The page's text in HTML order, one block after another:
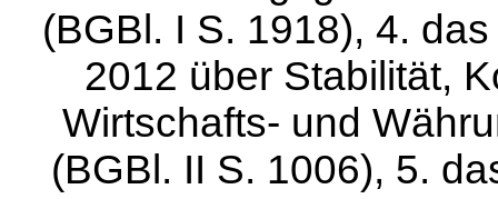
(BGBl. I S. 1918), 4.
2012 über Stabilität,
Wirtschafts- und
(BGBl. II S. 1006), 5.